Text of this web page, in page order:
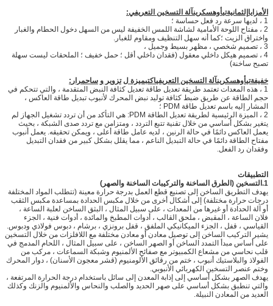
المزاياإلثمانيةتيأوهسكرينآلة التسخين التعريفي:
1 ، لديها سرعة رد فعل حساسة ؛
2 ، مفتاح اللوحة الأمامية لشاشة اللمس الخفيفة ليس من السهل دخول الحطام والغبار
واختراق الزيت ؛كما أنه سهل التنظيف ومقاوم للغبار.
3 ، تصميم شخصي ، مظهر بسيط وجميل ،
4 ، تصميم هيكل داخلي معقول (فقدان داخلي أقل ؛ حمل خفيف ؛ الملحقات ليست سهلة
تصبح ساخنة)
خفيفةتيأوهسكرينآلة التسخين التعريفياكتبميزة ل تزوير و ساحمرار :
1 ، هذه المعدات تعتمد طريقة تعديل طاقة تعديل كثافة النبض المتقدمة ، والتي تتحكم في
حجم الطاقة عن طريق ضبط كثافة توليد نبض المحرك لأنبوب تبديل طاقة العاكس ،
المشار إليه باسم تعديل طاقة PDM ؛
2 ، الميزة الرئيسية لطريقة تعديل الطاقة PDM: هي التأكد من أن تردد تشغيل الجهاز لم
يتغير بشكل أساسي من خلال تقنية تتبع التردد ، ومتزامن مع تردد صدى الشبكة ، بحيث
يعمل العاكس دائمًا في حالة الرنين ، لديه عامل طاقة أعلى ، ويمكن تحقيقه. يعمل أنبوب
مفتاح الطاقة دائمًا في حالة التبديل الناعم ، مما يقلل بشكل كبير من فقدان التبديل
وفقدان رد الفعل.
التطبيقات
1. التسخين (الطرق الساخنة والتركيبات الساخنة والصهر)
يهدف التطريق الساخن إلى تصنيع قطع العمل بدرجة حرارة معينة (تتطلب المواد المختلفة
درجات حرارة مختلفة) إلى أشكال أخرى من خلال مكبس الحدادة بمساعدة مكبس الثقب
أو آلة الحدادة أو غيرها من المعدات ، على سبيل المثال ، البثق الساخن لعلبة الساعة ،
فلان الساعة ، المقبض ، ملحق القالب ، أدوات المطبخ والمائدة ، أدوات فنية ، الجزء
القياسي ، قفل ، الجزء الميكانيكي الملفق ، قفل برونزي ، برشام ، دبوس فولاذي ودبوس.
يشير التركيب الساخن إلى توصيل معادن أو معادن مختلفة مع اللافلزات من خلال التسخين
على أساس مبدأ التمدد الساخن أو الصهر الساخن ، على سبيل المثال ، اللحام المدمج في
قلب نحاسي من مشعاع الكمبيوتر مع صفائح الألمنيوم وشبكة السماعات ، مركب من
الفولاذ والبلاستيك أنبوب ، ختم من رقائق الألومنيوم (قشر معجون الأسنان) ، دوار المحرك
وختم عنصر التسخين الكهربائي الأنبوبي.
يهدف الصهر بشكل أساسي إلى إذابة المعدن إلى سائل باستخدام درجة الحرارة المرتفعة ،
والتي تنطبق بشكل أساسي على صهر الحديد والصلب والنحاس والألمنيوم والزنك وكذلك
العديد من المعادن النبيلة.